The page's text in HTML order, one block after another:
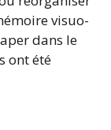
visuo-
dans le
ont été